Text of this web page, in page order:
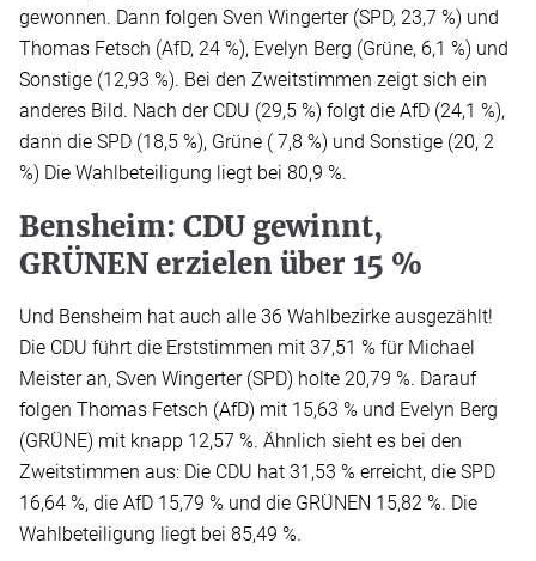
gewonnen. Dann folgen Sven Wingerter (SPD, 23,7 %) und
Thomas Fetsch (AfD, 24 %), Evelyn Berg (Grüne, 6,1 %) und
Sonstige (12,93 %). Bei den Zweitstimmen zeigt sich ein
anderes Bild. Nach der CDU (29,5 %) folgt die AfD (24,1 %),
dann die SPD (18,5 %), Grüne ( 7,8 %) und Sonstige (20, 2
%) Die Wahlbeteiligung liegt bei 80,9 %.
Bensheim: CDU gewinnt,
GRÜNEN erzielen über 15 %
Und Bensheim hat auch alle 36 Wahlbezirke ausgezählt!
Die CDU führt die Erststimmen mit 37,51 % für Michael
Meister an, Sven Wingerter (SPD) holte 20,79 %. Darauf
folgen Thomas Fetsch (AfD) mit 15,63 % und Evelyn Berg
(GRÜNE) mit knapp 12,57 %. Ähnlich sieht es bei den
Zweitstimmen aus: Die CDU hat 31,53 % erreicht, die SPD
16,64 %, die AfD 15,79 % und die GRÜNEN 15,82 %. Die
Wahlbeteiligung liegt bei 85,49 %.